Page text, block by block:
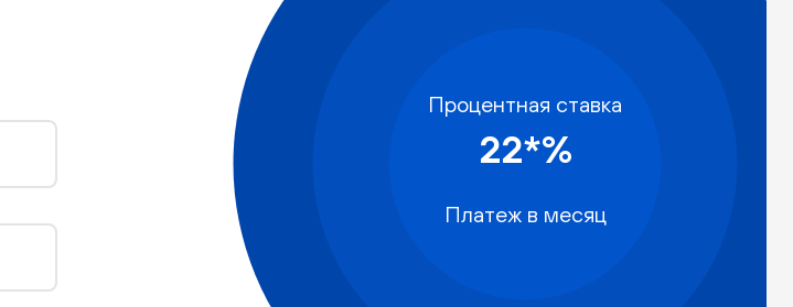
Процентная ставка
22*%
Платеж в месяц